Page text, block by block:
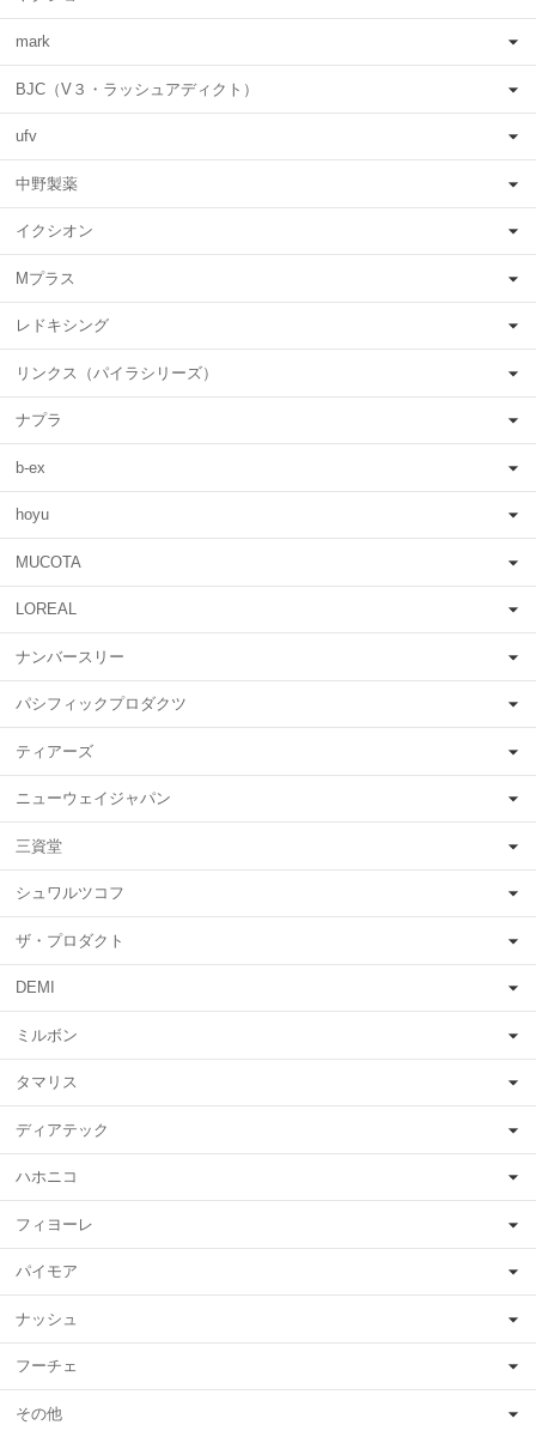
mark
BJC（V３・ラッシュアディクト）
ufv
中野製薬
イクシオン
Mプラス
レドキシング
リンクス（パイラシリーズ）
ナプラ
b-ex
hoyu
MUCOTA
LOREAL
ナンバースリー
パシフィックプロダクツ
ティアーズ
ニューウェイジャパン
三資堂
シュワルツコフ
ザ・プロダクト
DEMI
ミルボン
タマリス
ディアテック
ハホニコ
フィヨーレ
パイモア
ナッシュ
フーチェ
その他